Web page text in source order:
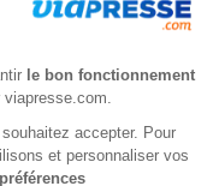
-40%